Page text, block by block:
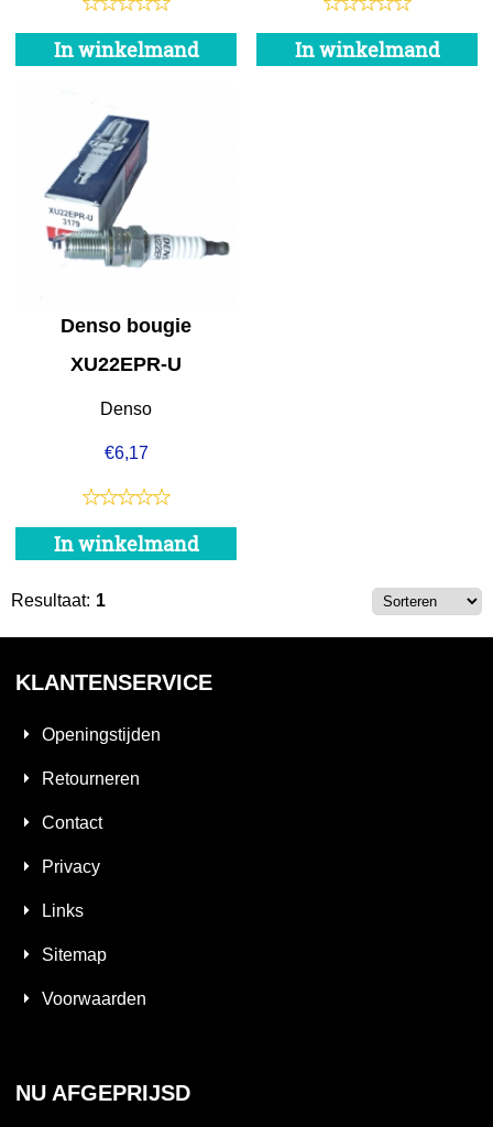
In winkelmand In winkelmand
Denso bougie
XU22EPR-U
Denso
€6,17
In winkelmand
Resultaat: 1
KLANTENSERVICE
Openingstijden
Retourneren
Contact
Privacy
Links
Sitemap
Voorwaarden
NU AFGEPRIJSD